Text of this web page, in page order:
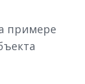
примере